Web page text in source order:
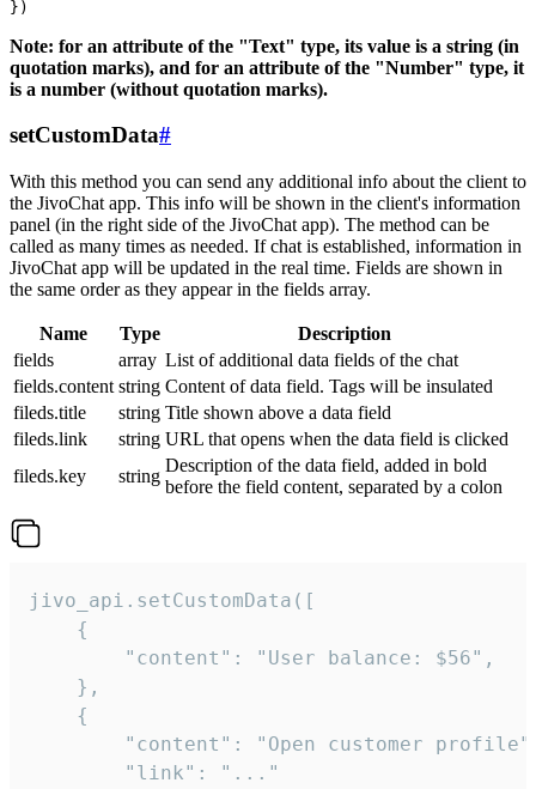
Note: for an attribute of the "Text" type, its value is a string (in
quotation marks), and for an attribute of the "Number" type, it
is a number (without quotation marks).
setCustomData#
With this method you can send any additional info about the client to
the JivoChat app. This info will be shown in the client's information
panel (in the right side of the JivoChat app). The method can be
called as many times as needed. If chat is established, information in
JivoChat app will be updated in the real time. Fields are shown in
the same order as they appear in the fields array.
Name Type
Description
fields
array List of additional data fields of the chat
fields.content string Content of data field. Tags will be insulated
fileds.title
string Title shown above a data field
fileds.link
string URL that opens when the data field is clicked
fileds.key
string
Description of the data field, added in bold
before the field content, separated by a colon
jivo_api.setCustomData([
    {
        "content": "User balance: $56",
    },
    {
"content": "Open customer
        "link": "..."